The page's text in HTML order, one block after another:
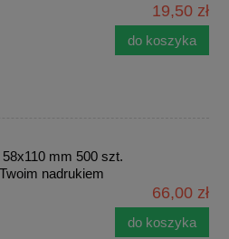
19,50 zł
do koszyka
mm 500 szt.
nadrukiem
66,00 zł
do koszyka